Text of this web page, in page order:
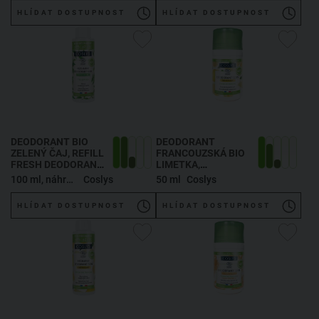
HLÍDAT DOSTUPNOST HLÍDAT DOSTUPNOST
DEODORANT BIO
ZELENÝ ČAJ, REFILL
FRESH DEODORANT
GREEN TEA 100 ml, náhradní náplň Coslys
HLÍDAT DOSTUPNOST
DEODORANT
FRANCOUZSKÁ BIO
LIMETKA,
ENERGIZING
DEODORANT
FRENCH ORGANIC
LIME
50 ml Coslys
HLÍDAT DOSTUPNOST